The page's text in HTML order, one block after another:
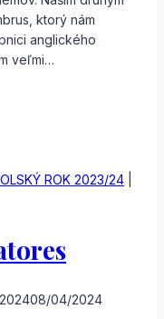
ktorý nám
anglického
veľmi…
ROK 2023/24
08/04/2024